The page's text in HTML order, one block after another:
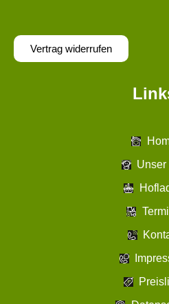
Vertrag widerrufen
Unser